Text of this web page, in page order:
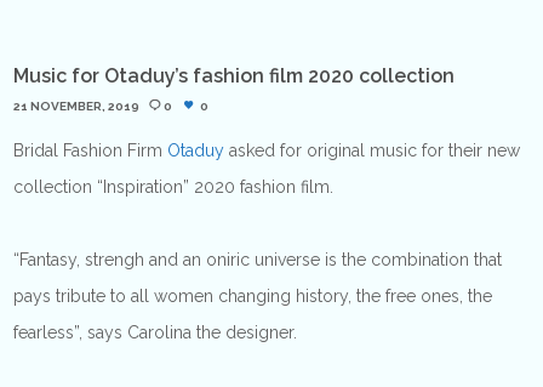
Music for Otaduy’s fashion film 2020 collection
21 NOVEMBER, 2019 0 0
Bridal Fashion Firm Otaduy asked for original music for their new
collection “Inspiration” 2020 fashion film.
“Fantasy, strengh and an oniric universe is the combination that
pays tribute to all women changing history, the free ones, the
fearless”, says Carolina the designer.